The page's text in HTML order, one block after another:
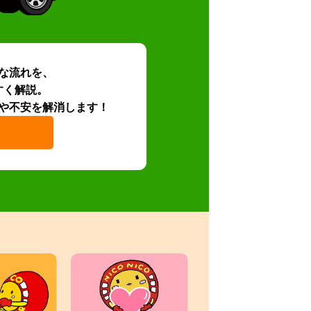
流れを、
解説。
不安を解消します！